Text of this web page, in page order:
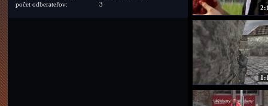
počet odberateľov:
3